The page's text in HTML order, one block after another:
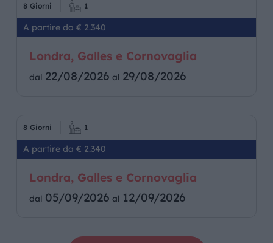
8 Giorni 1
A partire da € 2.340
Londra, Galles e Cornovaglia
dal 22/08/2026 al 29/08/2026
8 Giorni 1
A partire da € 2.340
Londra, Galles e Cornovaglia
dal 05/09/2026 al 12/09/2026